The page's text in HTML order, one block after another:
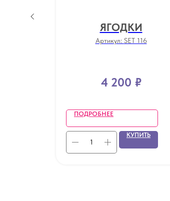
ЯГОДКИ
Артикул: SET 116
4 200 ₽
ПОДРОБНЕЕ
КУПИТЬ